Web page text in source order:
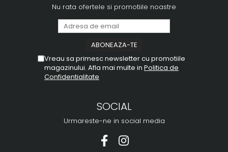
Nu rata ofertele si promotiile noastre
Vreau sa primesc newsletter cu promotiile
magazinului. Afla mai multe in Politica de
Confidentialitate
SOCIAL
Urmareste-ne in social media